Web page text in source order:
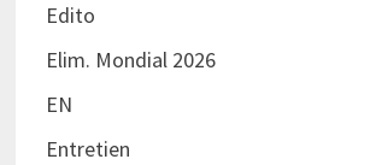
Edito
Elim. Mondial 2026
EN
Entretien